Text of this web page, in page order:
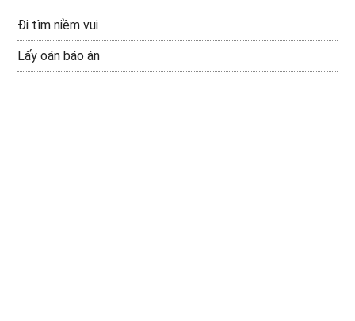
Đi tìm niềm vui
Lấy oán báo ân